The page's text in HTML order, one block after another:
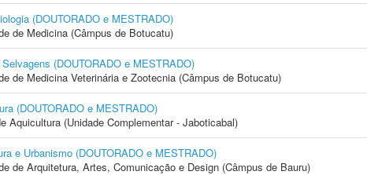
(DOUTORADO e MESTRADO)
de Medicina (Câmpus de Botucatu)
(DOUTORADO e MESTRADO)
de Medicina Veterinária e Zootecnia (Câmpus de Botucatu)
(DOUTORADO e MESTRADO)
Aquicultura (Unidade Complementar - Jaboticabal)
e Urbanismo (DOUTORADO e MESTRADO)
de Arquitetura, Artes, Comunicação e Design (Câmpus de Bauru)